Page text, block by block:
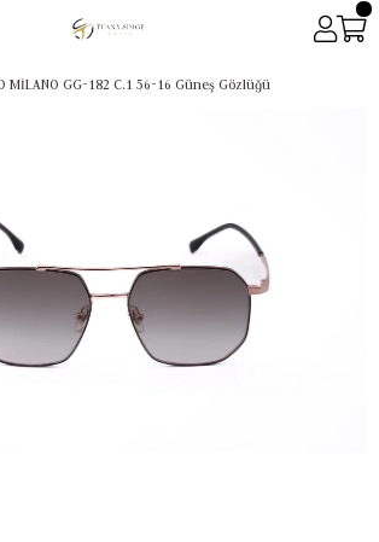
MİLANO GG-182 C.1 56-16 Güneş Gözlüğü